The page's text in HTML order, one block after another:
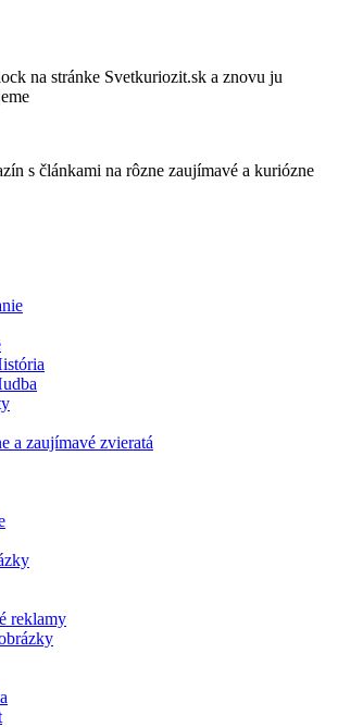
na stránke Svetkuriozit.sk a znovu ju
s článkami na rôzne zaujímavé a kuriózne
a zaujímavé zvieratá
reklamy